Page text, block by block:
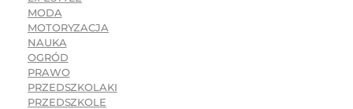
MODA
MOTORYZACJA
NAUKA
OGRÓD
PRAWO
PRZEDSZKOLAKI
PRZEDSZKOLE